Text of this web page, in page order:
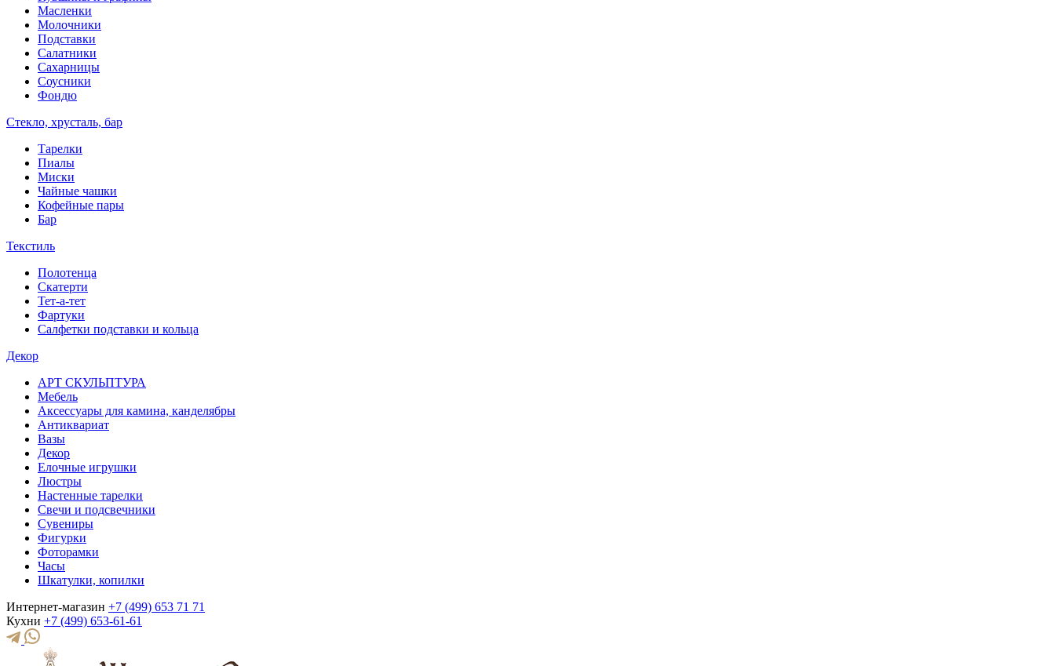
Масленки
Молочники
Подставки
Салатники
Сахарницы
Соусники
Фондю
Стекло, хрусталь, бар
Тарелки
Пиалы
Миски
Чайные чашки
Кофейные пары
Бар
Текстиль
Полотенца
Скатерти
Тет-а-тет
Фартуки
Салфетки подставки и кольца
Декор
АРТ СКУЛЬПТУРА
Мебель
Аксессуары для камина, канделябры
Антиквариат
Вазы
Декор
Елочные игрушки
Люстры
Настенные тарелки
Свечи и подсвечники
Сувениры
Фигурки
Фоторамки
Часы
Шкатулки, копилки
Интернет-магазин +7 (499) 653 71 71
Кухни +7 (499) 653-61-61